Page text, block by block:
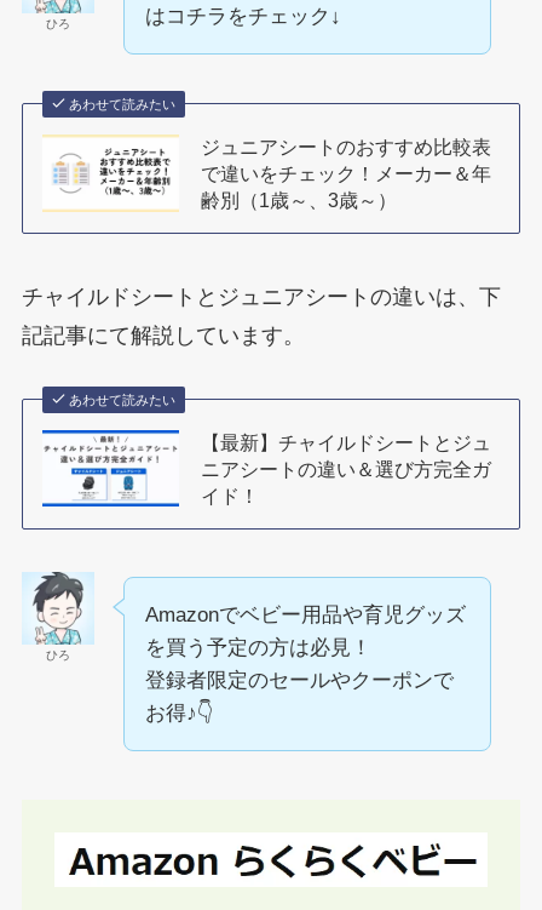
ひろ
はコチラをチェック↓
あわせて読みたい
ジュニアシートのおすすめ比較表
で違いをチェック！メーカー＆年
齢別（1歳～、3歳～）
チャイルドシートとジュニアシートの違いは、下
記記事にて解説しています。
あわせて読みたい
【最新】チャイルドシートとジュ
ニアシートの違い＆選び方完全ガ
イド！
ひろ
Amazonでベビー用品や育児グッズ
を買う予定の方は必見！
登録者限定のセールやクーポンで
お得♪👇